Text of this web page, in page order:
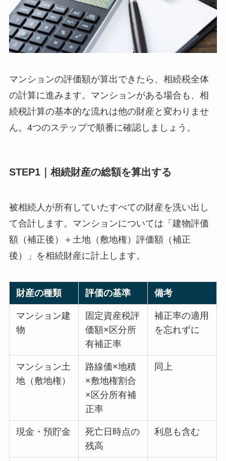
マンションの評価額が算出できたら、相続税全体
の計算に進みます。マンションがある場合も、相
続税計算の基本的な流れは他の財産と変わりませ
ん。4つのステップで順番に確認しましょう。
STEP1｜相続財産の総額を算出する
被相続人が所有していたすべての財産を洗い出し
て合計します。マンションについては「建物評価
額（補正後）＋土地（敷地権）評価額（補正
後）」を相続財産に計上します。
財産の種類 評価の基準 備考
マンション建
物
固定資産税評
価額×区分所
有補正率
補正率の適用
を忘れずに
マンション土
地（敷地権）
路線価×地積
×敷地権割合
×区分所有補
正率
同上
現金・預貯金
死亡日時点の
残高
利息も含む